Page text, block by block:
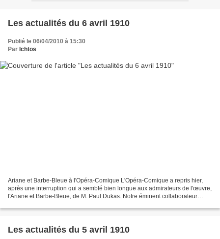
Les actualités du 6 avril 1910
Publié le 06/04/2010 à 15:30
Par Ichtos
Ariane et Barbe-Bleue à l'Opéra-Comique L'Opéra-Comique a repris hier,
après une interruption qui a semblé bien longue aux admirateurs de l'œuvre,
l'Ariane et Barbe-Bleue, de M. Paul Dukas. Notre éminent collaborateur
Les actualités du 5 avril 1910